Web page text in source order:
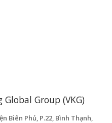
Group (VKG)
Biên Phủ, P.22, Bình Thạnh,